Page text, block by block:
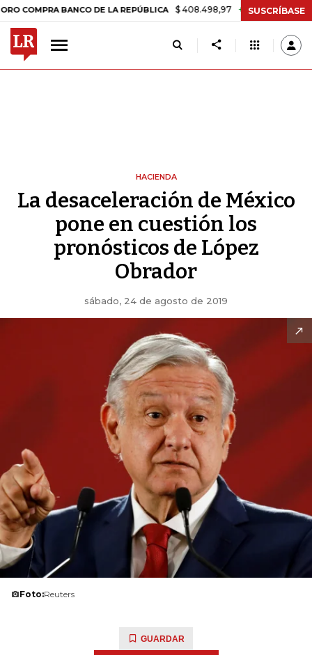
BANCO DE LA REPÚBLICA $ 408.498,97 +$ 8.753,81 +2,19%
SUSCRÍBASE
HACIENDA
La desaceleración de México
pone en cuestión los
pronósticos de López
Obrador
sábado, 24 de agosto de 2019
Foto:Reuters
GUARDAR